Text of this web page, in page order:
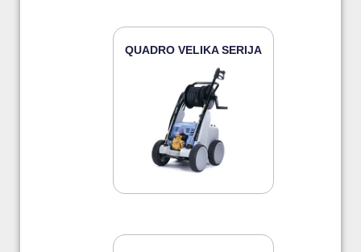
QUADRO VELIKA SERIJA